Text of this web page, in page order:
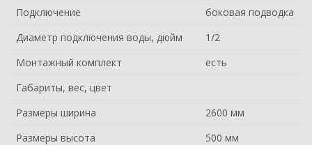
Подключение
боковая подводка
Диаметр подключения воды, дюйм
1/2
Монтажный комплект
есть
Габариты, вес, цвет
Размеры ширина
2600 мм
Размеры высота
500 мм